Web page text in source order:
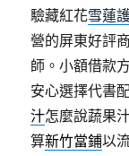
驗藏紅花雪蓮
營的屏東好評
師。小額借款
安心選擇代書
汁怎麼說蔬果
算新竹當鋪以